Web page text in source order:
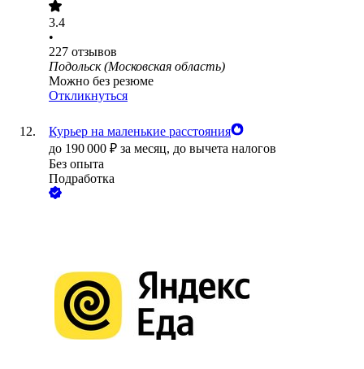
3.4
•
227 отзывов
Подольск (Московская область)
Можно без резюме
Откликнуться
Курьер на маленькие расстояния
до 190 000 ₽ за месяц, до вычета налогов
Без опыта
Подработка